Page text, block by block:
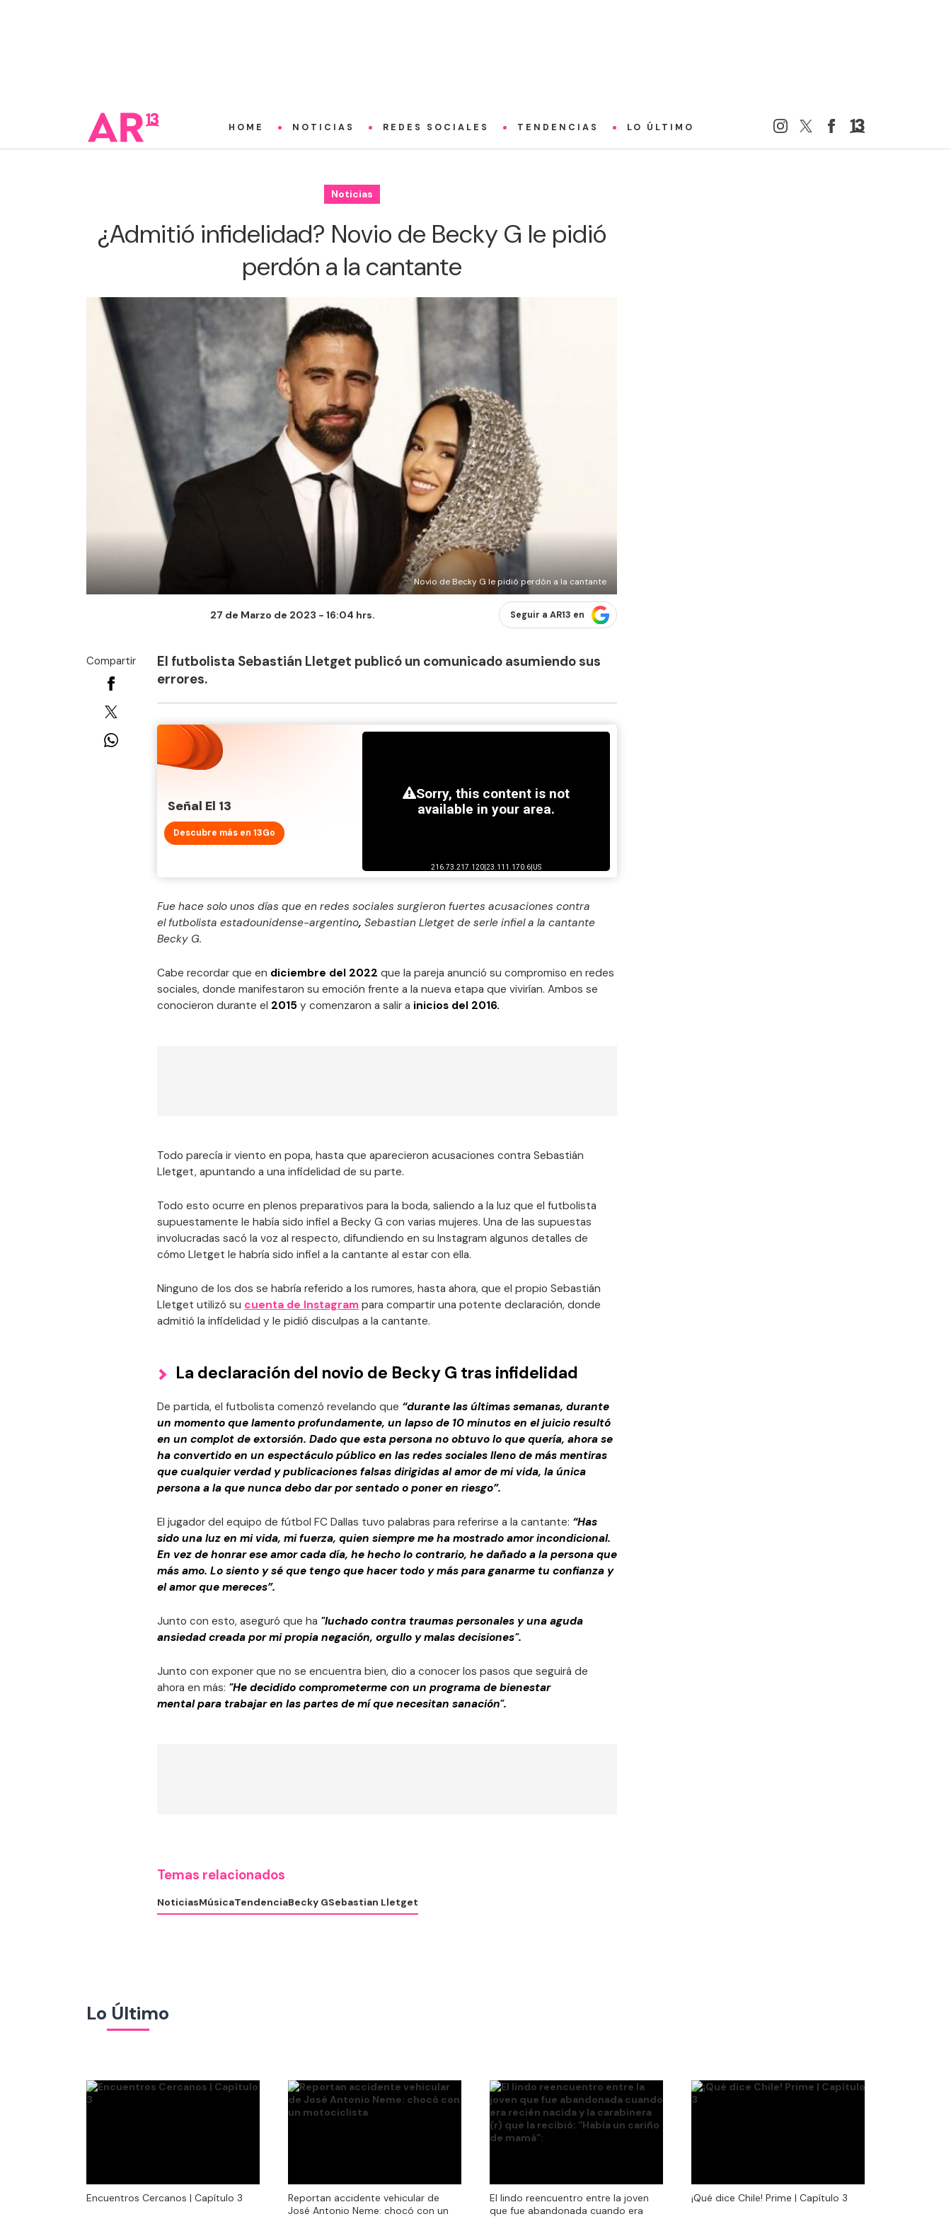
HOME NOTICIAS REDES SOCIALES TENDENCIAS LO ÚLTIMO
Noticias
¿Admitió infidelidad? Novio de Becky G le pidió
perdón a la cantante
Novio de Becky G le pidió perdón a la cantante
27 de Marzo de 2023 - 16:04 hrs. Seguir a AR13 en
Compartir
El futbolista Sebastián Lletget publicó un comunicado asumiendo sus
errores.
Señal El 13
Descubre más en 13Go
Fue hace solo unos días que en redes sociales surgieron fuertes acusaciones contra
el futbolista estadounidense-argentino, Sebastian Lletget de serle infiel a la cantante
Becky G.
Cabe recordar que en diciembre del 2022 que la pareja anunció su compromiso en redes
sociales, donde manifestaron su emoción frente a la nueva etapa que vivirían. Ambos se
conocieron durante el 2015 y comenzaron a salir a inicios del 2016.
Todo parecía ir viento en popa, hasta que aparecieron acusaciones contra Sebastián
Lletget, apuntando a una infidelidad de su parte.
Todo esto ocurre en plenos preparativos para la boda, saliendo a la luz que el futbolista
supuestamente le había sido infiel a Becky G con varias mujeres. Una de las supuestas
involucradas sacó la voz al respecto, difundiendo en su Instagram algunos detalles de
cómo Lletget le habría sido infiel a la cantante al estar con ella.
Ninguno de los dos se habría referido a los rumores, hasta ahora, que el propio Sebastián
Lletget utilizó su cuenta de Instagram para compartir una potente declaración, donde
admitió la infidelidad y le pidió disculpas a la cantante.
La declaración del novio de Becky G tras infidelidad
De partida, el futbolista comenzó revelando que “durante las últimas semanas, durante
un momento que lamento profundamente, un lapso de 10 minutos en el juicio resultó
en un complot de extorsión. Dado que esta persona no obtuvo lo que quería, ahora se
ha convertido en un espectáculo público en las redes sociales lleno de más mentiras
que cualquier verdad y publicaciones falsas dirigidas al amor de mi vida, la única
persona a la que nunca debo dar por sentado o poner en riesgo”.
El jugador del equipo de fútbol FC Dallas tuvo palabras para referirse a la cantante: “Has
sido una luz en mi vida, mi fuerza, quien siempre me ha mostrado amor incondicional.
En vez de honrar ese amor cada día, he hecho lo contrario, he dañado a la persona que
más amo. Lo siento y sé que tengo que hacer todo y más para ganarme tu confianza y
el amor que mereces”.
Junto con esto, aseguró que ha "luchado contra traumas personales y una aguda
ansiedad creada por mi propia negación, orgullo y malas decisiones".
Junto con exponer que no se encuentra bien, dio a conocer los pasos que seguirá de
ahora en más: "He decidido comprometerme con un programa de bienestar
mental para trabajar en las partes de mí que necesitan sanación".
Temas relacionados
NoticiasMúsicaTendenciaBecky GSebastian Lletget
Lo Último
Encuentros Cercanos | Capítulo 3
Reportan accidente vehicular de
José Antonio Neme: chocó con un
que fue abandonada cuando era
recién nacida y la carabinera (r) que
El lindo reencuentro entre la joven
que fue abandonada cuando era
¡Qué dice Chile! Prime | Capítulo 3